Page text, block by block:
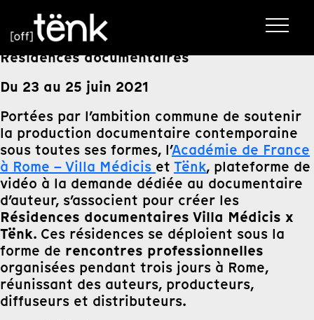
Résidences documentaires
Du 23 au 25 juin 2021
Portées par l’ambition commune de soutenir
la production documentaire contemporaine
sous toutes ses formes, l’Académie de France
à Rome – Villa Médicis et Tënk, plateforme de
vidéo à la demande dédiée au documentaire
d’auteur, s’associent pour créer les
Résidences documentaires Villa Médicis x
Tënk. Ces résidences se déploient sous la
forme de rencontres professionnelles
organisées pendant trois jours à Rome,
réunissant des auteurs, producteurs,
diffuseurs et distributeurs.